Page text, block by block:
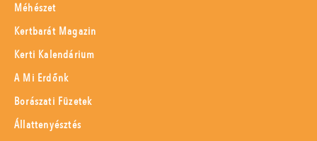
Méhészet
Kertbarát Magazin
Kerti Kalendárium
A Mi Erdőnk
Borászati Füzetek
Állattenyésztés